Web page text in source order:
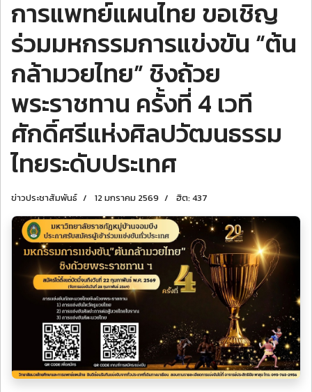
การแพทย์แผนไทย ขอเชิญ
ร่วมมหกรรมการแข่งขัน “ต้น
กล้ามวยไทย” ชิงถ้วย
พระราชทาน ครั้งที่ 4 เวที
ศักดิ์ศรีแห่งศิลปวัฒนธรรม
ไทยระดับประเทศ
ข่าวประชาสัมพันธ์ 12 มกราคม 2569 ฮิต: 437